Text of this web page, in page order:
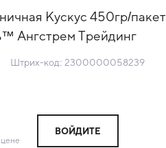
Кускус 450гр/пакет
Ангстрем Трейдинг
Штрих-код: 2300000058239
ВОЙДИТЕ